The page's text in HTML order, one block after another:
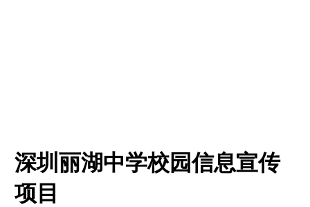
深圳丽湖中学校园信息宣传
项目